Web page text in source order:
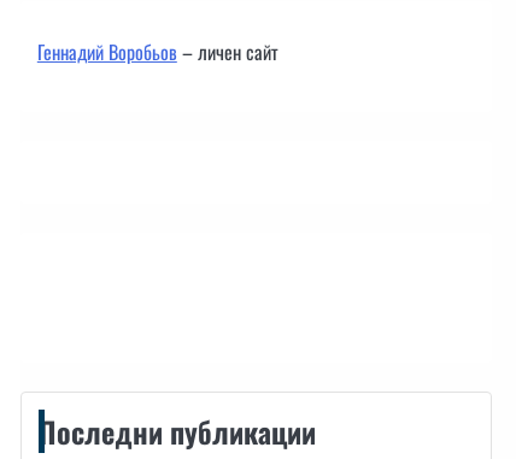
Геннадий Воробьов– личен сайт
Последни публикации